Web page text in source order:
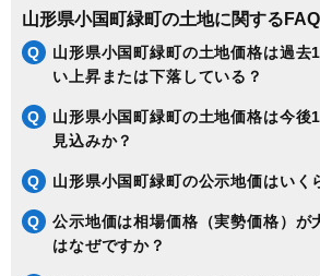
山形県小国町緑町の土地に関するFAQ
Q
山形県小国町緑町の土地価格は過去
い上昇または下落している？
Q
山形県小国町緑町の土地価格は今後
見込みか？
Q 山形県小国町緑町の公示地価はいく
Q
公示地価は相場価格（実勢価格）が
はなぜですか？